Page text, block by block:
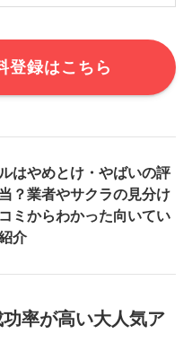
登録はこちら
はやめとけ・やばいの評
？業者やサクラの見分け
ミからわかった向いてい
介
率が高い大人気ア